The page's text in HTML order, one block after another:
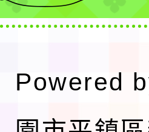
Powered